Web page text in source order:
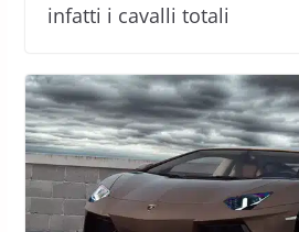
infatti i cavalli totali